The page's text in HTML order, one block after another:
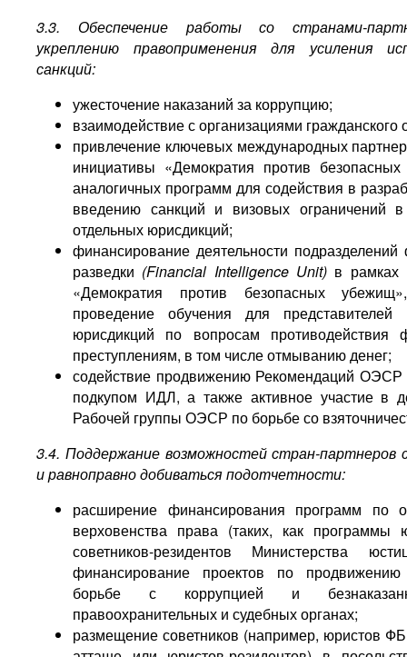
3.3. Обеспечение работы со странами-
укреплению правоприменения для усиления
санкций:
ужесточение наказаний за коррупцию;
взаимодействие с организациями гражданского
привлечение ключевых международных
инициативы «Демократия против
аналогичных программ для содействия в
введению санкций и визовых ограничений
отдельных юрисдикций;
финансирование деятельности
разведки (Financial Intelligence Unit) в рамках
«Демократия против безопасных
проведение обучения для представителей
юрисдикций по вопросам противодействия
преступлениям, в том числе отмыванию денег;
содействие продвижению Рекомендаций ОЭСР
подкупом ИДЛ, а также активное участие в
Рабочей группы ОЭСР по борьбе со
3.4. Поддержание возможностей стран-партнеров
и равноправно добиваться подотчетности:
расширение финансирования программ по
верховенства права (таких, как программы
советников-резидентов Министерства
финансирование проектов по
борьбе с коррупцией и
правоохранительных и судебных органах;
размещение советников (например, юристов